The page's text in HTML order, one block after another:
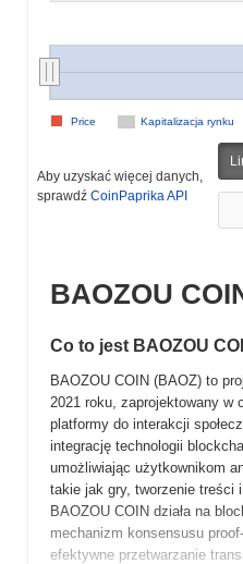
Kapitalizacja rynku
Price
Aby uzyskać więcej danych,
sprawdź CoinPaprika API
BAOZOU
Co to jest BAOZOU
BAOZOU COIN (BAOZ) to
2021 roku, zaprojektowany w
platformy do interakcji
integrację technologii
umożliwiając użytkownikom
takie jak gry, tworzenie treści
BAOZOU COIN działa na
mechanizm konsensusu
efektywne przetwarzanie